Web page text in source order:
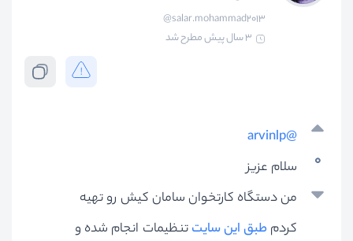
@salar.mohammad2013
3 سال پیش
مطرح شد
0
@arvinlp
سلام عزیز
من دستگاه کارتخوان سامان کیش رو تهیه
کردمطبق این سایتتنظیمات انجام شده و